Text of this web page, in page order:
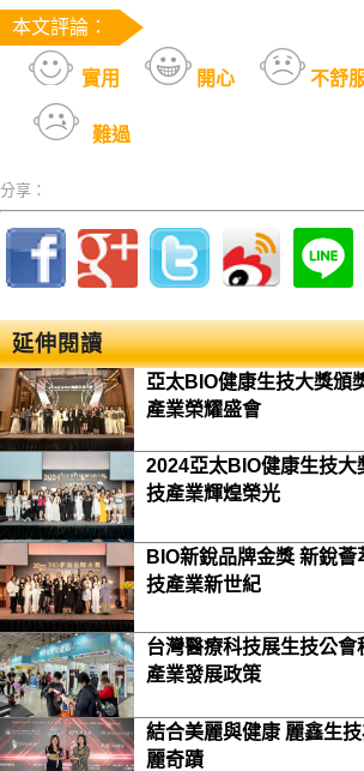
本文評論：
實用 開心 不舒
難過
分享：
延伸閱讀
亞太BIO健康生技大獎頒
產業榮耀盛會
2024亞太BIO健康生技大
技產業輝煌榮光
BIO新銳品牌金獎 新銳薈
技產業新世紀
台灣醫療科技展生技公會
產業發展政策
結合美麗與健康 麗鑫生
麗奇蹟